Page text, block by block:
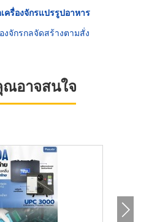
ครื่องจักรแปรรูปอาหาร
งจักรกลจัดสร้างตามสั่ง
อาจสนใจ